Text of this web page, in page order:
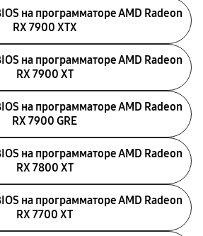
на программаторе AMD Radeon
RX 7900 XTX
на программаторе AMD Radeon
RX 7900 XT
на программаторе AMD Radeon
RX 7900 GRE
на программаторе AMD Radeon
RX 7800 XT
на программаторе AMD Radeon
RX 7700 XT